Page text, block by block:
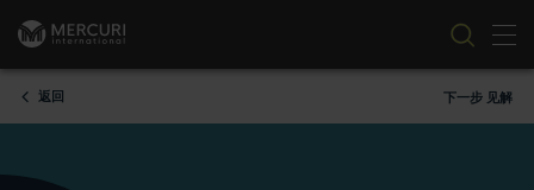
跳到内容
切
返回 下一步 见解